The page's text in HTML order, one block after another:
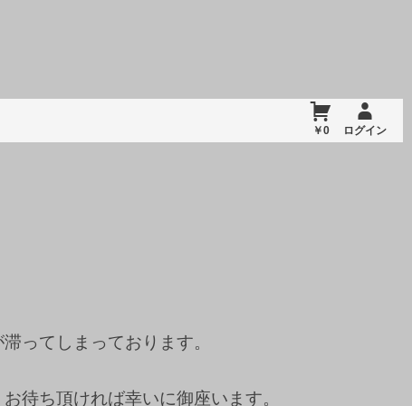
￥0 ログイン
ってしまっております。
待ち頂ければ幸いに御座います。